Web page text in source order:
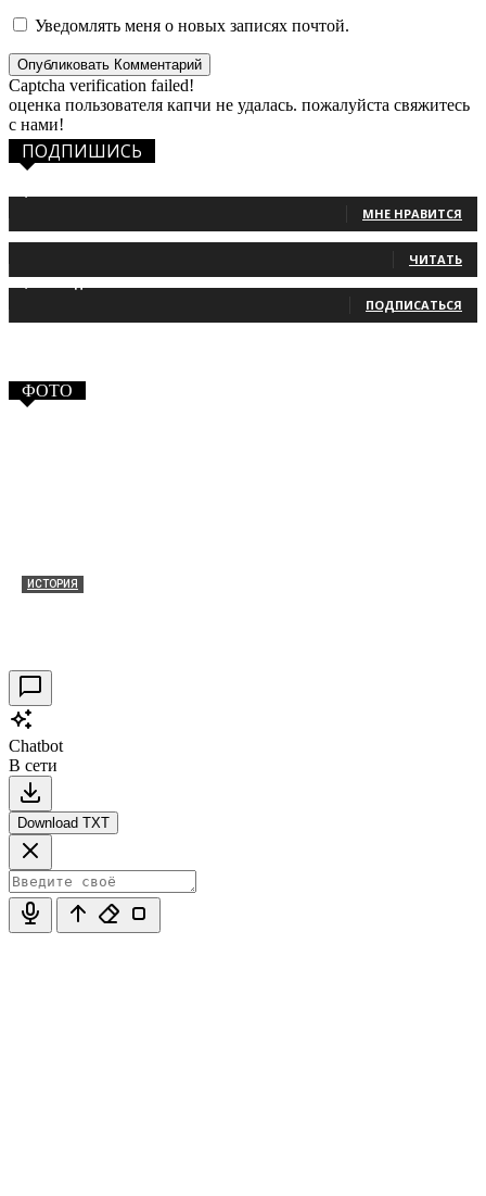
Уведомлять меня о новых записях почтой.
Captcha verification failed!
оценка пользователя капчи не удалась. пожалуйста свяжитесь
с нами!
ПОДПИШИСЬ
МНЕ НРАВИТСЯ
ЧИТАТЬ
ПОДПИСАТЬСЯ
ФОТО
ИСТОРИЯ
Chatbot
В сети
Download TXT